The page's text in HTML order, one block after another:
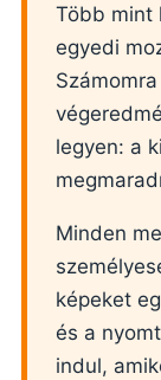
Több mint
egyedi
legyen: a
Minden
képeket
és a
indul,